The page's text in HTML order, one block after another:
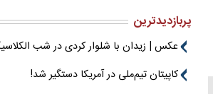
پربازدیدترین
عکس | زیدان با شلوار کردی در شب
کاپیتان تیم‌ملی در آمریکا دستگیر شد!